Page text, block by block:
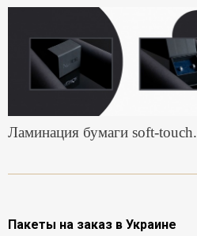
Ламинация бумаги soft-touch.
Пакеты на заказ в Украине